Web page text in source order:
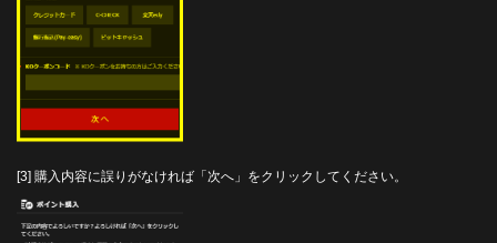
[3] 購入内容に誤りがなければ「次へ」をクリックしてください。